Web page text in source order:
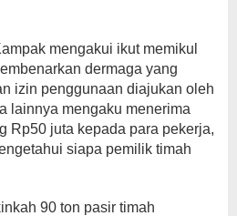
mengakui ikut memikul
dermaga yang
izin penggunaan diajukan oleh
lainnya mengaku menerima
Rp50 juta kepada para pekerja,
siapa pemilik timah
90 ton pasir timah